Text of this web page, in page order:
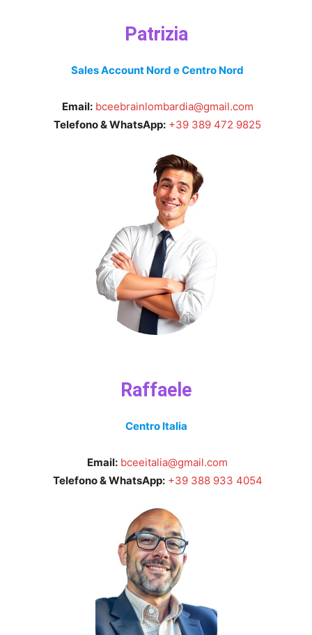
Patrizia
Sales Account Nord e Centro Nord
Email: bceebrainlombardia@gmail.com
Telefono & WhatsApp: +39 389 472 9825
Raffaele
Centro Italia
Email: bceeitalia@gmail.com
Telefono & WhatsApp: +39 388 933 4054